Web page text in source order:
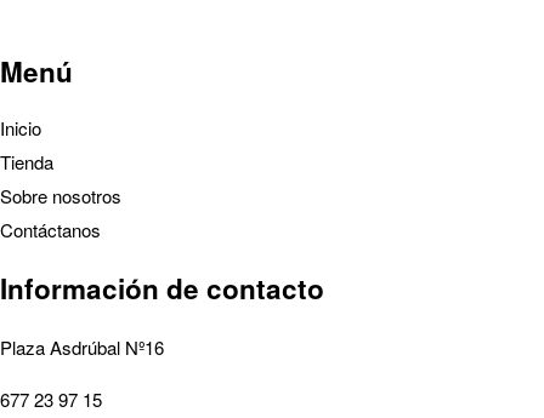
Menú
Inicio
Tienda
Sobre nosotros
Contáctanos
Información de contacto
Plaza Asdrúbal Nº16
677 23 97 15